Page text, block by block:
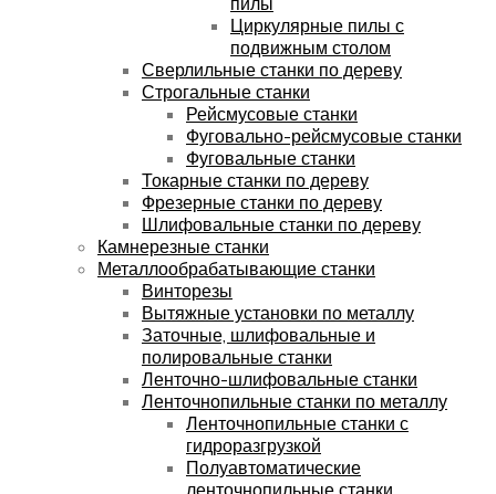
Циркулярные пилы с
подвижным столом
Сверлильные станки по дереву
Строгальные станки
Рейсмусовые станки
Фуговально-рейсмусовые станки
Фуговальные станки
Токарные станки по дереву
Фрезерные станки по дереву
Шлифовальные станки по дереву
Камнерезные станки
Металлообрабатывающие станки
Винторезы
Вытяжные установки по металлу
Заточные, шлифовальные и
полировальные станки
Ленточно-шлифовальные станки
Ленточнопильные станки по металлу
Ленточнопильные станки с
гидроразгрузкой
Полуавтоматические
ленточнопильные станки